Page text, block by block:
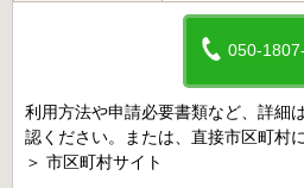
050-
利用方法や申請必要書類など、詳細
認ください。または、直接市区町村
＞ 市区町村サイト